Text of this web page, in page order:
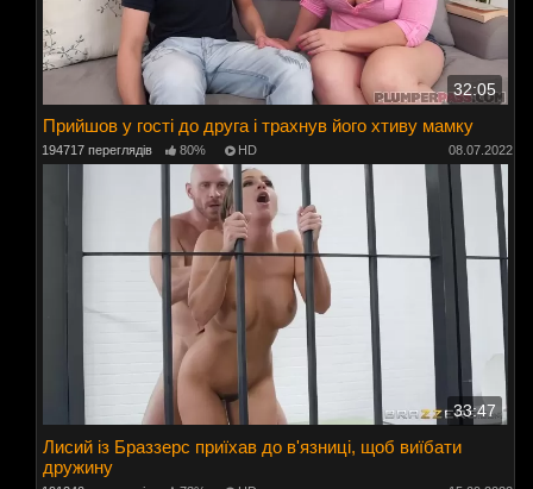
32:05
Прийшов у гості до друга і трахнув його хтиву мамку
194717 переглядів 80% HD 08.07.2022
33:47
Лисий із Браззерс приїхав до в'язниці, щоб виїбати
дружину